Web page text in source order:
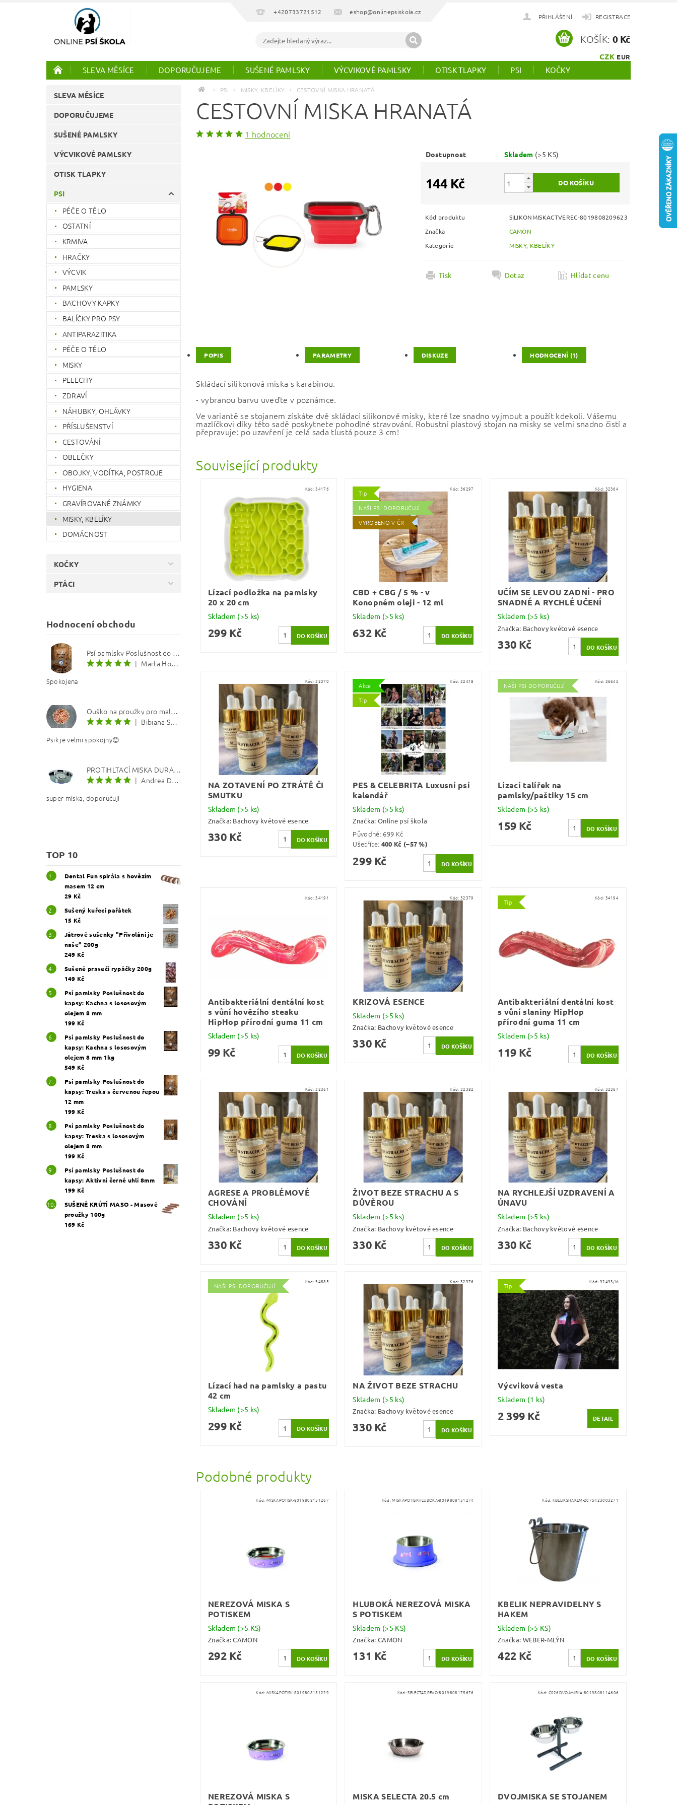
+420733721512 eshop@onlinepsiskola.cz
PŘIHLÁŠENÍ REGISTRACE
CZK EUR
KOŠÍK: 0 Kč
SLEVA MĚSÍCE DOPORUČUJEME SUŠENÉ PAMLSKY VÝCVIKOVÉ PAMLSKY OTISK TLAPKY PSI KOČKY
SLEVA MĚSÍCE
DOPORUČUJEME
SUŠENÉ PAMLSKY
VÝCVIKOVÉ PAMLSKY
OTISK TLAPKY
PSI
PÉČE O TĚLO
OSTATNÍ
KRMIVA
HRAČKY
VÝCVIK
PAMLSKY
BACHOVY KAPKY
BALÍČKY PRO PSY
ANTIPARAZITIKA
PÉČE O TĚLO
MISKY
PELECHY
ZDRAVÍ
NÁHUBKY, OHLÁVKY
PŘÍSLUŠENSTVÍ
CESTOVÁNÍ
OBLEČKY
OBOJKY, VODÍTKA, POSTROJE
HYGIENA
GRAVÍROVANÉ ZNÁMKY
MISKY, KBELÍKY
DOMÁCNOST
KOČKY
PTÁCI
Hodnocení obchodu
Psí pamlsky Poslušnost do kapsy: Treska s červenou řepou 12 mm
|
Marta Hourová
Spokojena
Ouško na proužky pro malé psí koloušky 100g
|
Bibiana Sabolova
Psik je velmi spokojny😊
PROTIHLTACÍ MISKA DURAPET
|
Andrea Dosoudilová
super miska, doporučuji
TOP 10
Dental Fun spirála s hovězím
masem 12 cm
29 Kč
Sušený kuřecí pařátek
15 Kč
Játrové sušenky "Přivolání je
naše" 200g
249 Kč
Sušené prasečí rypáčky 200g
149 Kč
Psí pamlsky Poslušnost do
kapsy: Kachna s lososovým
olejem 8 mm
199 Kč
Psí pamlsky Poslušnost do
kapsy: Kachna s lososovým
olejem 8 mm 1kg
549 Kč
Psí pamlsky Poslušnost do
kapsy: Treska s červenou řepou
12 mm
199 Kč
Psí pamlsky Poslušnost do
kapsy: Treska s lososovým
olejem 8 mm
199 Kč
Psí pamlsky Poslušnost do
kapsy: Aktivní černé uhlí 8mm
199 Kč
SUŠENÉ KRŮTÍ MASO - Masové
proužky 100g
169 Kč
PSI MISKY, KBELÍKY CESTOVNÍ MISKA HRANATÁ
CESTOVNÍ MISKA HRANATÁ
1 hodnocení
Dostupnost Skladem (>5 KS)
144 Kč
Kód produktu
SILIKONMISKACTVEREC-8019808209623
Značka
CAMON
Kategorie
MISKY, KBELÍKY
Tisk Dotaz Hlídat cenu
POPIS PARAMETRY DISKUZE HODNOCENÍ (1)
Skládací silikonová miska s karabinou.
- vybranou barvu uveďte v poznámce.
Ve variantě se stojanem získáte dvě skládací silikonové misky, které lze snadno vyjmout a použít kdekoli. Vášemu
mazlíčkovi díky této sadě poskytnete pohodlné stravování. Robustní plastový stojan na misky se velmi snadno čistí a
přepravuje: po uzavření je celá sada tlustá pouze 3 cm!
Související produkty
Kód:34176
Lízací podložka na pamlsky
20 x 20 cm
Skladem (>5 ks)
299 Kč
Tip
NAŠI PSI DOPORUČUJÍ
VYROBENO V ČR
Kód: 36297
CBD + CBG / 5 % - v
Konopném oleji - 12 ml
Skladem (>5 ks)
632 Kč
Kód: 32364
UČÍM SE LEVOU ZADNÍ - PRO
SNADNÉ A RYCHLÉ UČENÍ
Skladem (>5 ks)
Značka: Bachovy květové esence
330 Kč
Kód:32370
NA ZOTAVENÍ PO ZTRÁTĚ ČI
SMUTKU
Skladem (>5 ks)
Značka: Bachovy květové esence
330 Kč
Akce
Tip
Kód: 32418
PES & CELEBRITA Luxusní psí
kalendář
Skladem (>5 ks)
Značka:Online psí škola
Původně: 699 Kč
Ušetříte: 400 Kč (–57 %)
299 Kč
NAŠI PSI DOPORUČUJÍ
Kód: 36645
Lízací talířek na
pamlsky/paštiky 15 cm
Skladem (>5 ks)
159 Kč
Kód:34191
Antibakteriální dentální kost
s vůní hovězího steaku
HipHop přírodní guma 11 cm
Skladem (>5 ks)
99 Kč
Kód: 32379
KRIZOVÁ ESENCE
Skladem (>5 ks)
Značka: Bachovy květové esence
330 Kč
Tip
Kód: 34194
Antibakteriální dentální kost
s vůní slaniny HipHop
přírodní guma 11 cm
Skladem (>5 ks)
119 Kč
Kód:32361
AGRESE A PROBLÉMOVÉ
CHOVÁNÍ
Skladem (>5 ks)
Značka: Bachovy květové esence
330 Kč
Kód: 32382
ŽIVOT BEZE STRACHU A S
DŮVĚROU
Skladem (>5 ks)
Značka: Bachovy květové esence
330 Kč
Kód: 32367
NA RYCHLEJŠÍ UZDRAVENÍ A
ÚNAVU
Skladem (>5 ks)
Značka: Bachovy květové esence
330 Kč
NAŠI PSI DOPORUČUJÍ
Kód:34885
Lízací had na pamlsky a pastu
42 cm
Skladem (>5 ks)
299 Kč
Kód: 32376
NA ŽIVOT BEZE STRACHU
Skladem (>5 ks)
Značka: Bachovy květové esence
330 Kč
Tip
Kód: 32433/M
Výcviková vesta
Skladem (1 ks)
2 399 Kč DETAIL
Podobné produkty
Kód: MISKAPOTISK-8019808151267
NEREZOVÁ MISKA S
POTISKEM
Skladem (>5 KS)
Značka:CAMON
292 Kč
Kód:MISKAPOTISKHLUBOKA-8019808151274
HLUBOKÁ NEREZOVÁ MISKA
S POTISKEM
Skladem (>5 KS)
Značka:CAMON
131 Kč
Kód: KBELIKSHAKEM-2075423003271
KBELIK NEPRAVIDELNY S
HAKEM
Skladem (>5 KS)
Značka: WEBER-MLÝN
422 Kč
Kód: MISKAPOTISK-8019808151229
NEREZOVÁ MISKA S
Kód:SELECTADREVO-8019808175676
MISKA SELECTA 20.5 cm
Kód: C026DVOJMISKA-8019808114606
DVOJMISKA SE STOJANEM